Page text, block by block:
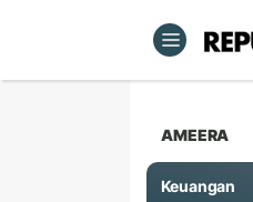
AMEERA
Keuangan